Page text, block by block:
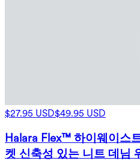
$27.95 USD$49.95 USD
Halara Flex™ 하이웨이스
켓 신축성 있는 니트 데님